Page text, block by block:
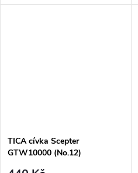
TICA cívka Scepter
GTW10000 (No.12)